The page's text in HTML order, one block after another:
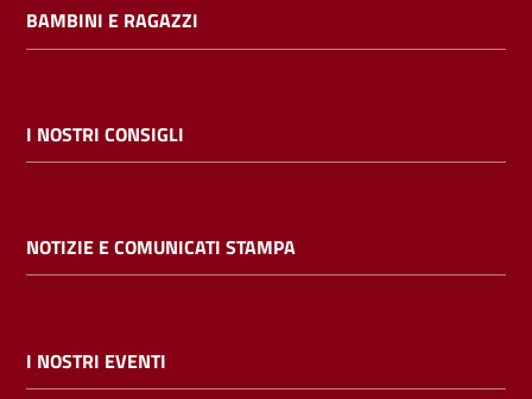
Cerca nei
cataloghi
Chiedi al
BAMBINI E RAGAZZI
I NOSTRI CONSIGLI
NOTIZIE E COMUNICATI STAMPA
I NOSTRI EVENTI